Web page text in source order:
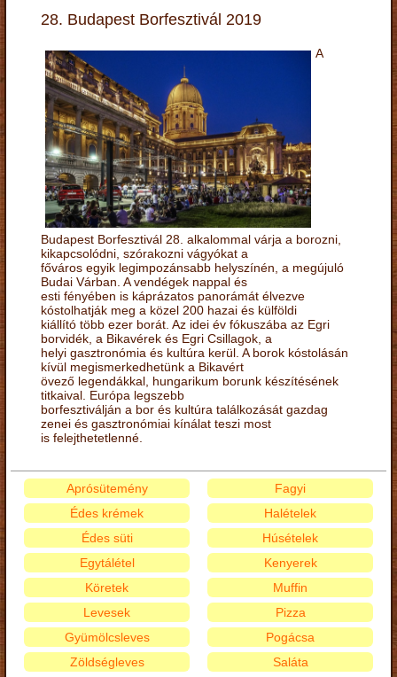
28. Budapest Borfesztivál 2019
A
Budapest Borfesztivál 28. alkalommal várja a borozni,
kikapcsolódni, szórakozni vágyókat a
főváros egyik legimpozánsabb helyszínén, a megújuló
Budai Várban. A vendégek nappal és
esti fényében is káprázatos panorámát élvezve
kóstolhatják meg a közel 200 hazai és külföldi
kiállító több ezer borát. Az idei év fókuszába az Egri
borvidék, a Bikavérek és Egri Csillagok, a
helyi gasztronómia és kultúra kerül. A borok kóstolásán
kívül megismerkedhetünk a Bikavért
övező legendákkal, hungarikum borunk készítésének
titkaival. Európa legszebb
borfesztiválján a bor és kultúra találkozását gazdag
zenei és gasztronómiai kínálat teszi most
is felejthetetlenné.
Aprósütemény
Édes krémek
Édes süti
Egytálétel
Fagyi
Halételek
Húsételek
Kenyerek
Köretek
Levesek
Gyümölcsleves
Zöldségleves
Muffin
Pizza
Pogácsa
Saláta